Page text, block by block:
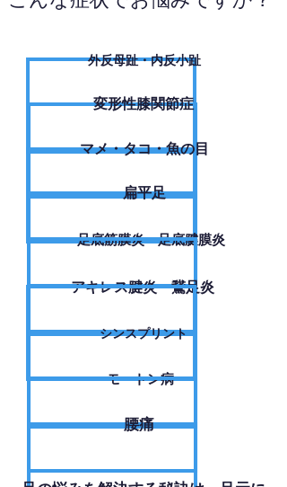
外反母趾・内反小趾
変形性膝関節症
​マメ・タコ・魚の目
扁平足
足底筋膜炎・足底腱膜炎
アキレス腱炎・鵞足炎
シンスプリント
モートン病
腰痛